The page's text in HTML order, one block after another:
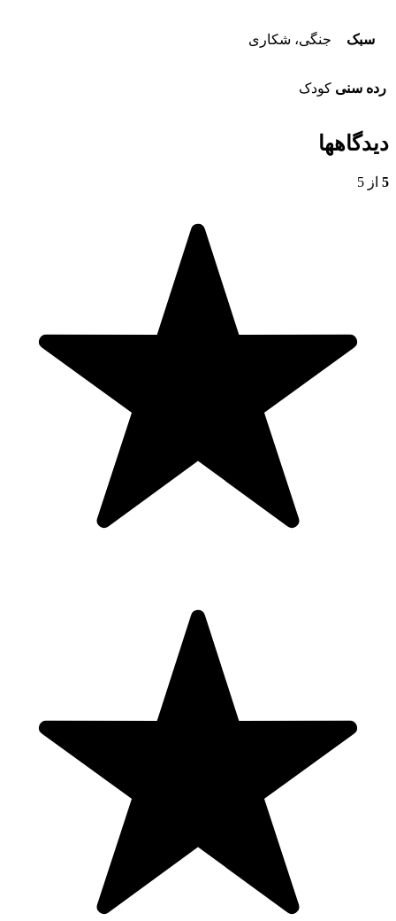
سبک جنگی، شکاری
رده سنی کودک
دیدگاهها
5 از 5